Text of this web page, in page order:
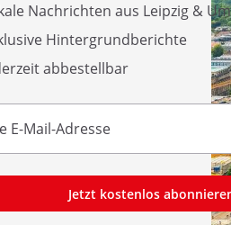
Nachrichten aus Leipzig &
Hintergrundberichte
abbestellbar
Jetzt kostenlos